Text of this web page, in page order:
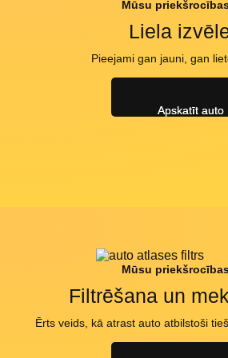
Mūsu
Liela
Pieejami gan jauni, gan
Mūsu
Filtrēšana un
Ērts veids, kā atrast auto atbilstoši